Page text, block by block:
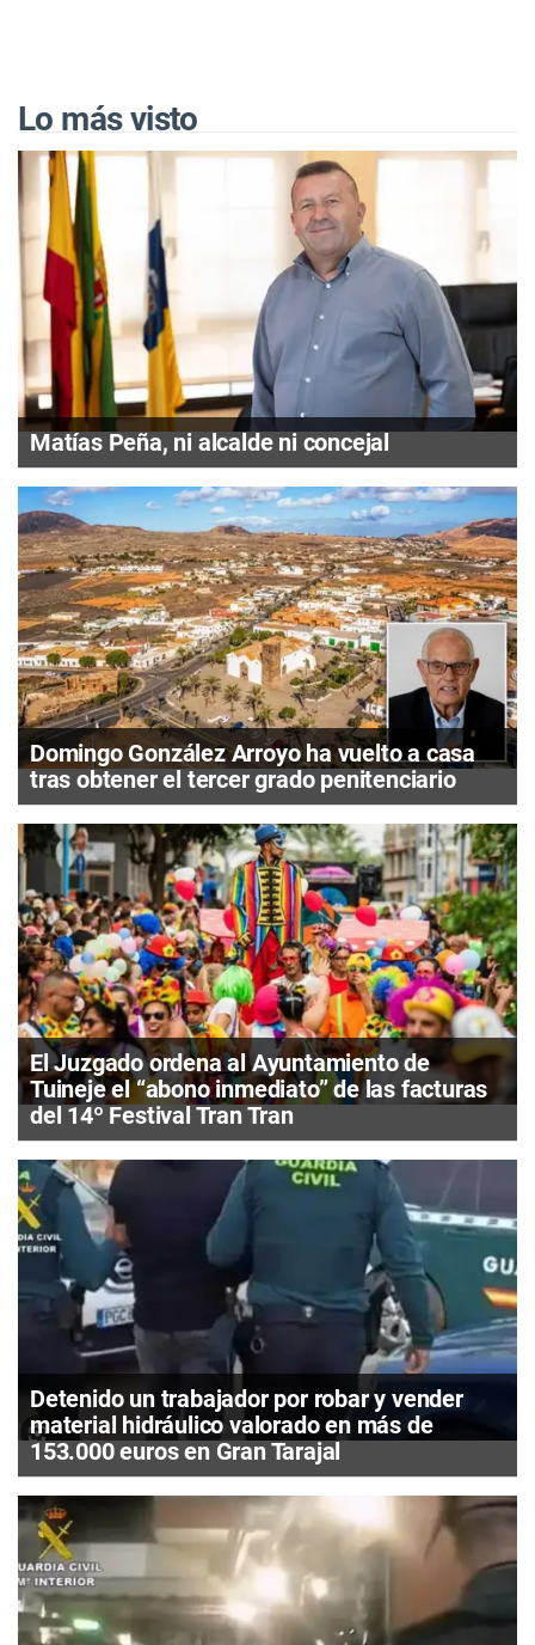
Lo más visto
Matías Peña, ni alcalde ni concejal
Domingo González Arroyo ha vuelto a casa
tras obtener el tercer grado penitenciario
El Juzgado ordena al Ayuntamiento de
Tuineje el “abono inmediato” de las facturas
del 14º Festival Tran Tran
Detenido un trabajador por robar y vender
material hidráulico valorado en más de
153.000 euros en Gran Tarajal